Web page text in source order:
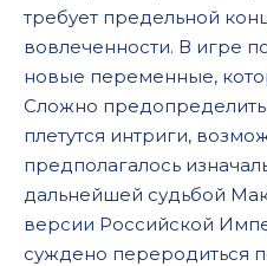
требует предельной
вовлеченности. В игре
новые переменные,
Сложно
плетутся интриги,
предполагалось
дальнейшей судьбой
версии Российской
суждено переродиться